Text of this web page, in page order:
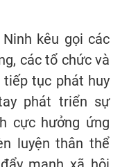
kêu gọi các
các tổ chức và
tục phát huy
phát triển sự
cực hưởng ứng
luyện thân thể